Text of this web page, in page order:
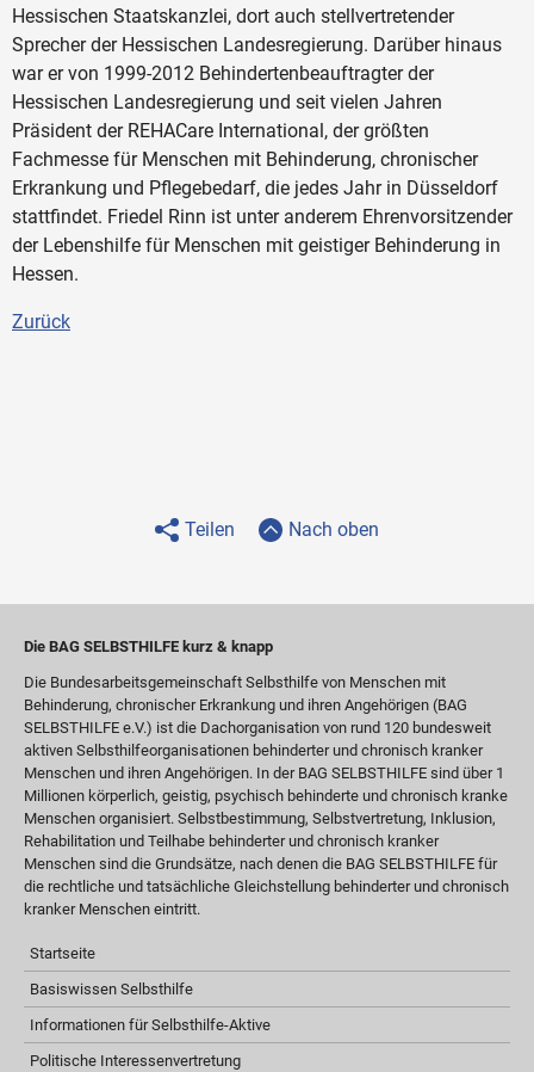
Hessischen Staatskanzlei, dort auch stellvertretender
Sprecher der Hessischen Landesregierung. Darüber hinaus
war er von 1999-2012 Behindertenbeauftragter der
Hessischen Landesregierung und seit vielen Jahren
Präsident der REHACare International, der größten
Fachmesse für Menschen mit Behinderung, chronischer
Erkrankung und Pflegebedarf, die jedes Jahr in Düsseldorf
stattfindet. Friedel Rinn ist unter anderem Ehrenvorsitzender
der Lebenshilfe für Menschen mit geistiger Behinderung in
Hessen.
Zurück
Teilen Nach oben
Die BAG SELBSTHILFE kurz & knapp
Die Bundesarbeitsgemeinschaft Selbsthilfe von Menschen mit
Behinderung, chronischer Erkrankung und ihren Angehörigen (BAG
SELBSTHILFE e.V.) ist die Dachorganisation von rund 120 bundesweit
aktiven Selbsthilfeorganisationen behinderter und chronisch kranker
Menschen und ihren Angehörigen. In der BAG SELBSTHILFE sind über 1
Millionen körperlich, geistig, psychisch behinderte und chronisch kranke
Menschen organisiert. Selbstbestimmung, Selbstvertretung, Inklusion,
Rehabilitation und Teilhabe behinderter und chronisch kranker
Menschen sind die Grundsätze, nach denen die BAG SELBSTHILFE für
die rechtliche und tatsächliche Gleichstellung behinderter und chronisch
kranker Menschen eintritt.
Startseite
Basiswissen Selbsthilfe
Informationen für Selbsthilfe-Aktive
Politische Interessenvertretung